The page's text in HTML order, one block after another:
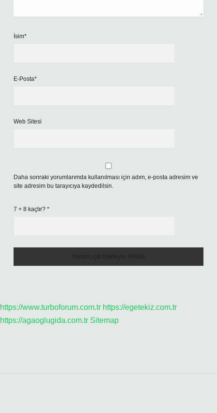
İsim*
E-Posta*
Web Sitesi
Daha sonraki yorumlarımda kullanılması için adım, e-posta adresim ve
site adresim bu tarayıcıya kaydedilsin.
7 + 8 kaçtır? *
https://www.turboforum.com.tr https://egetekiz.com.tr
https://agaoglugida.com.tr Sitemap